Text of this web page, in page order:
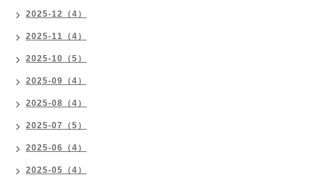
2025-12（4）
2025-11（4）
2025-10（5）
2025-09（4）
2025-08（4）
2025-07（5）
2025-06（4）
2025-05（4）